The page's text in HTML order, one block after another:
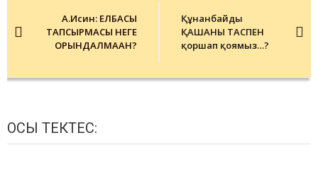
navigationА.Исин: ЕЛБАСЫ
ТАПСЫРМАСЫ НЕГЕ
ОРЫНДАЛМАҒАН?
Құнанбайды
ҚАШАНҒЫ ТАСПЕН
қоршап қоямыз…?
ОСЫ ТЕКТЕС: